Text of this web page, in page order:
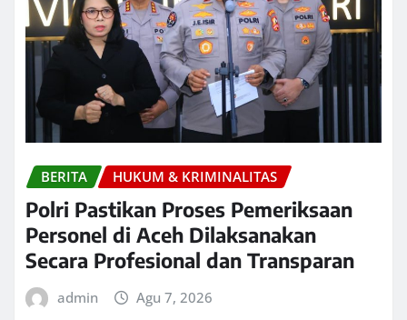
BERITA HUKUM & KRIMINALITAS
Polri Pastikan Proses Pemeriksaan
Personel di Aceh Dilaksanakan
Secara Profesional dan Transparan
admin Agu 7, 2026